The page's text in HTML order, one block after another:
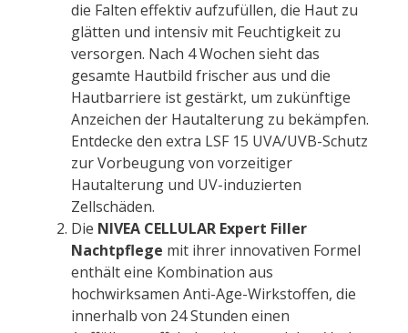
die Falten effektiv aufzufüllen, die Haut zu
glätten und intensiv mit Feuchtigkeit zu
versorgen. Nach 4 Wochen sieht das
gesamte Hautbild frischer aus und die
Hautbarriere ist gestärkt, um zukünftige
Anzeichen der Hautalterung zu bekämpfen.
Entdecke den extra LSF 15 UVA/UVB-Schutz
zur Vorbeugung von vorzeitiger
Hautalterung und UV-induzierten
Zellschäden.
Die NIVEA CELLULAR Expert Filler
Nachtpflege mit ihrer innovativen Formel
enthält eine Kombination aus
hochwirksamen Anti-Age-Wirkstoffen, die
innerhalb von 24 Stunden einen